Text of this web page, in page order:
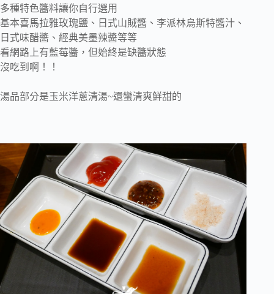
多種特色醬料讓你自行選用
基本喜馬拉雅玫瑰鹽、日式山賊醬、李派林烏斯特醬汁、
日式味醋醬、經典美墨辣醬等等
看網路上有藍莓醬，但始終是缺醬狀態
沒吃到啊！！
湯品部分是玉米洋蔥清湯~還蠻清爽鮮甜的